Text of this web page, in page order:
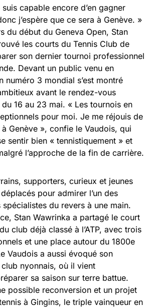
capable encore d’en gagner
j’espère que ce sera à Genève. »
du début du Geneva Open, Stan
les courts du Tennis Club de
son dernier tournoi professionnel
Devant un public venu en
numéro 3 mondial s’est montré
avant le rendez-vous
16 au 23 mai. « Les tournois en
pour moi. Je me réjouis de
Genève », confie le Vaudois, qui
sentir bien « tennistiquement » et
l’approche de la fin de carrière.
supporters, curieux et jeunes
pour admirer l’un des
du revers à une main.
Stan Wawrinka a partagé le court
club déjà classé à l’ATP, avec trois
et une place autour du 1800e
Vaudois a aussi évoqué son
nyonnais, où il vient
sa saison sur terre battue.
possible reconversion et un projet
à Gingins, le triple vainqueur en